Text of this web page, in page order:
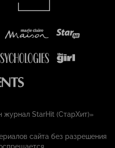
журнал StarHit (СтарХит)»
сайта без разрешения